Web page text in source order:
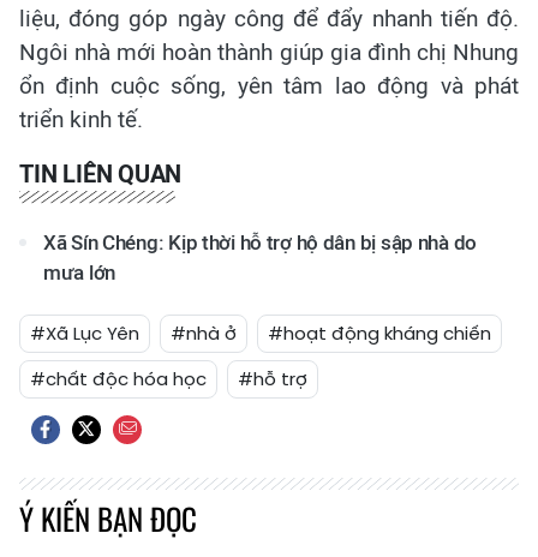
liệu, đóng góp ngày công để đẩy nhanh tiến độ.
Ngôi nhà mới hoàn thành giúp gia đình chị Nhung
ổn định cuộc sống, yên tâm lao động và phát
triển kinh tế.
TIN LIÊN QUAN
Xã Sín Chéng: Kịp thời hỗ trợ hộ dân bị sập nhà do
mưa lớn
#Xã Lục Yên #nhà ở
#hoạt động kháng chiến
#chất độc hóa học
#hỗ trợ
Ý KIẾN BẠN ĐỌC